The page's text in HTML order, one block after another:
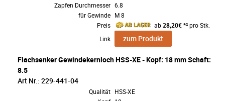
Zapfen Durchmesser 6.8
für Gewinde M 8
Preis
ab28,20€*² pro Stk.
Link
zum Produkt
Flachsenker Gewindekernloch HSS-XE - Kopf: 18 mm Schaft:
8.5
Art Nr.: 229-441-04
Qualität HSS-XE